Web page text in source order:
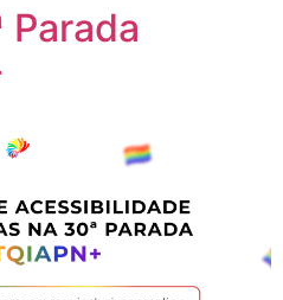
Parada